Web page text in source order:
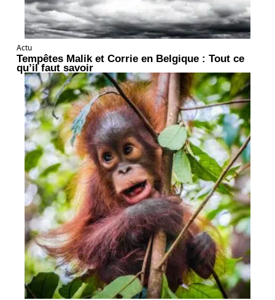
Actu
Tempêtes Malik et Corrie en Belgique : Tout ce
qu’il faut savoir